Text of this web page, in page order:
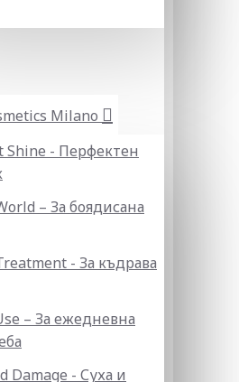
Milano
Shine - Перфектен
– За боядисана
- За къдрава
– За ежедневна
Damage - Суха и